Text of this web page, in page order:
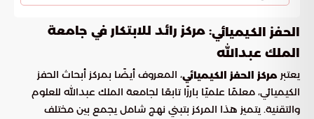
الحفز الكيميائي: مركز رائد للابتكار في جامعة
الملك عبدالله
يعتبر مركز الحفز الكيميائي، المعروف أيضًا بمركز أبحاث الحفز
الكيميائي، معلمًا علميًا بارزًا تابعًا لجامعة الملك عبدالله للعلوم
والتقنية. يتميز هذا المركز بتبني نهج شامل يجمع بين مختلف